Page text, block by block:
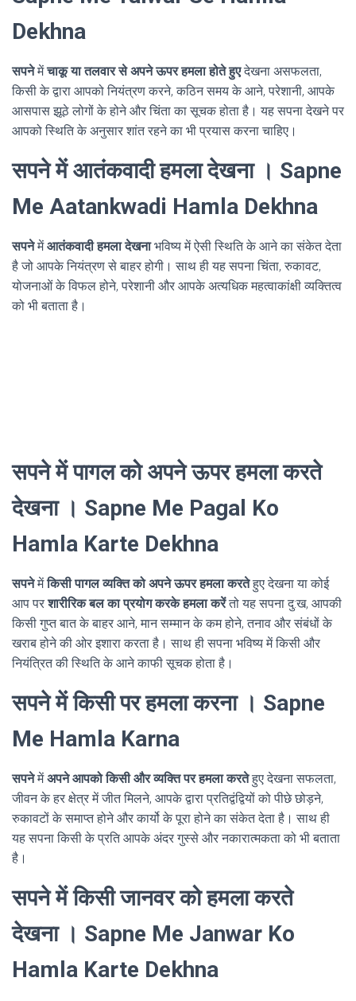
Dekhna
सपनेमेंचाकू या तलवार से अपने ऊपर हमला होते हुएदेखना असफलता,
किसी के द्वारा आपको नियंत्रण करने, कठिन समय के आने, परेशानी, आपके
आसपास झूठे लोगों के होने और चिंता का सूचक होता है। यह सपना देखने पर
आपको स्थिति के अनुसार शांत रहने का भी प्रयास करना चाहिए।
सपने में आतंकवादी हमला देखना । Sapne
Me Aatankwadi Hamla Dekhna
सपनेमेंआतंकवादी हमला देखनाभविष्य में ऐसी स्थिति के आने का संकेत देता
है जो आपके नियंत्रण से बाहर होगी। साथ ही यह सपना चिंता, रुकावट,
योजनाओं के विफल होने, परेशानी और आपके अत्यधिक महत्वाकांक्षी व्यक्तित्व
को भी बताता है।
सपने में पागल को अपने ऊपर हमला करते
देखना । Sapne Me Pagal Ko
Hamla Karte Dekhna
सपनेमेंकिसी पागल व्यक्ति को अपने ऊपर हमला करतेहुए देखना या कोई
आप परशारीरिक बल का प्रयोग करके हमला करेंतो यह सपना दु:ख, आपकी
किसी गुप्त बात के बाहर आने, मान सम्मान के कम होने, तनाव और संबंधों के
खराब होने की ओर इशारा करता है। साथ ही सपना भविष्य में किसी और
नियंत्रित की स्थिति के आने काफी सूचक होता है।
सपने में किसी पर हमला करना । Sapne
Me Hamla Karna
सपनेमेंअपने आपको किसी और व्यक्ति पर हमला करतेहुए देखना सफलता,
जीवन के हर क्षेत्र में जीत मिलने, आपके द्वारा प्रतिद्वंद्वियों को पीछे छोड़ने,
रुकावटों के समाप्त होने और कार्यो के पूरा होने का संकेत देता है। साथ ही
यह सपना किसी के प्रति आपके अंदर गुस्से और नकारात्मकता को भी बताता
है।
सपने में किसी जानवर को हमला करते
देखना । Sapne Me Janwar Ko
Hamla Karte Dekhna